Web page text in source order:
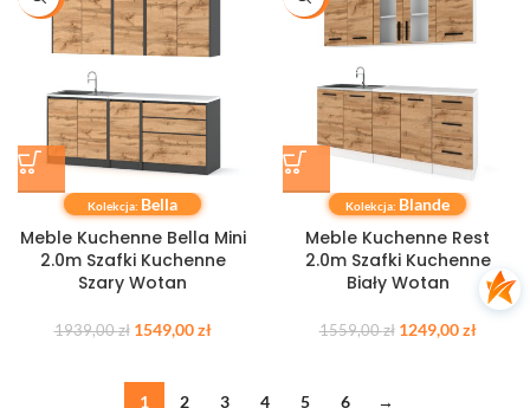
Kolekcja: Bella
Meble Kuchenne Bella Mini
2.0m Szafki Kuchenne
Szary Wotan
1939,00zł 1549,00zł
Kolekcja: Blande
Meble Kuchenne Rest
2.0m Szafki Kuchenne
Biały Wotan
1559,00zł 1249,00zł
1 2 3 4 5 6 →